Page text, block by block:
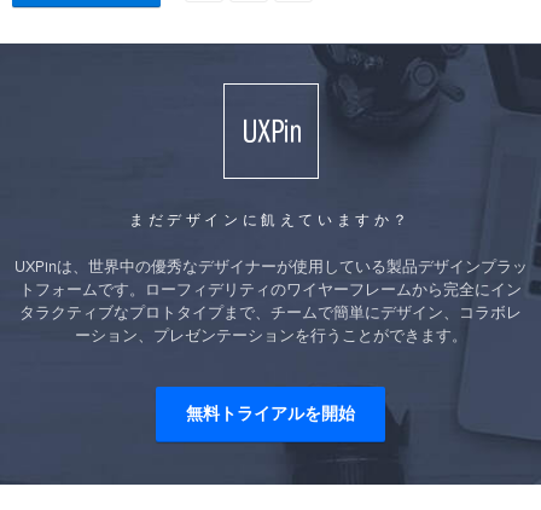
まだデザインに飢えていますか？
UXPinは、世界中の優秀なデザイナーが使用している製品デザインプラッ
トフォームです。ローフィデリティのワイヤーフレームから完全にイン
タラクティブなプロトタイプまで、チームで簡単にデザイン、コラボレ
ーション、プレゼンテーションを行うことができます。
無料トライアルを開始